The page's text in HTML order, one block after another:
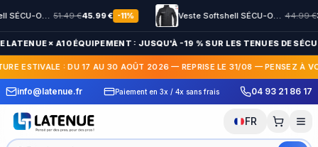
Veste Softshell SÉCU-ONE HV-TAPE Sécurité Privée noir 51.49€45.99€ -11% Veste Softshell SÉCU-ONE flap Sécurité Privée noir 44.99€
LATENUE × A10 ÉQUIPEMENT : JUSQU'À -19 % SUR LES TENUES DE
ESTIVALE : DU 17 AU 30 AOÛT 2026 — REPRISE LE 31/08 — PENSEZ À
info@latenue.fr
en France et
Paiement en 3x / 4x sans frais
30 jours pour
04 93 21 86 17
FR